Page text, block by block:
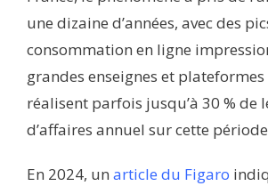
une dizaine d’années, avec des
consommation en ligne
grandes enseignes et
réalisent parfois jusqu’à 30 % de
d’affaires annuel sur cette
En 2024, un article du Figaro